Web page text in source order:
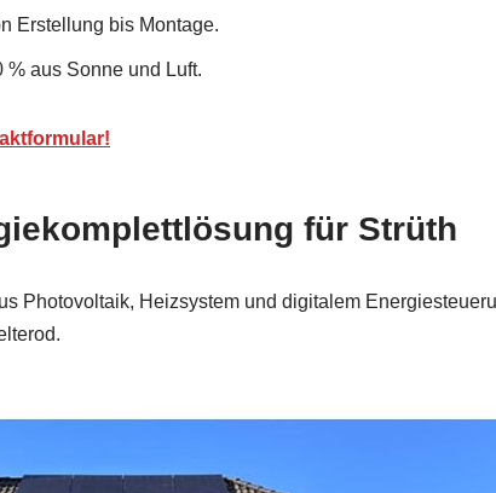
Erstellung bis Montage.
aus Sonne und Luft.
für Strüth
Photovoltaik, Heizsystem und digitalem